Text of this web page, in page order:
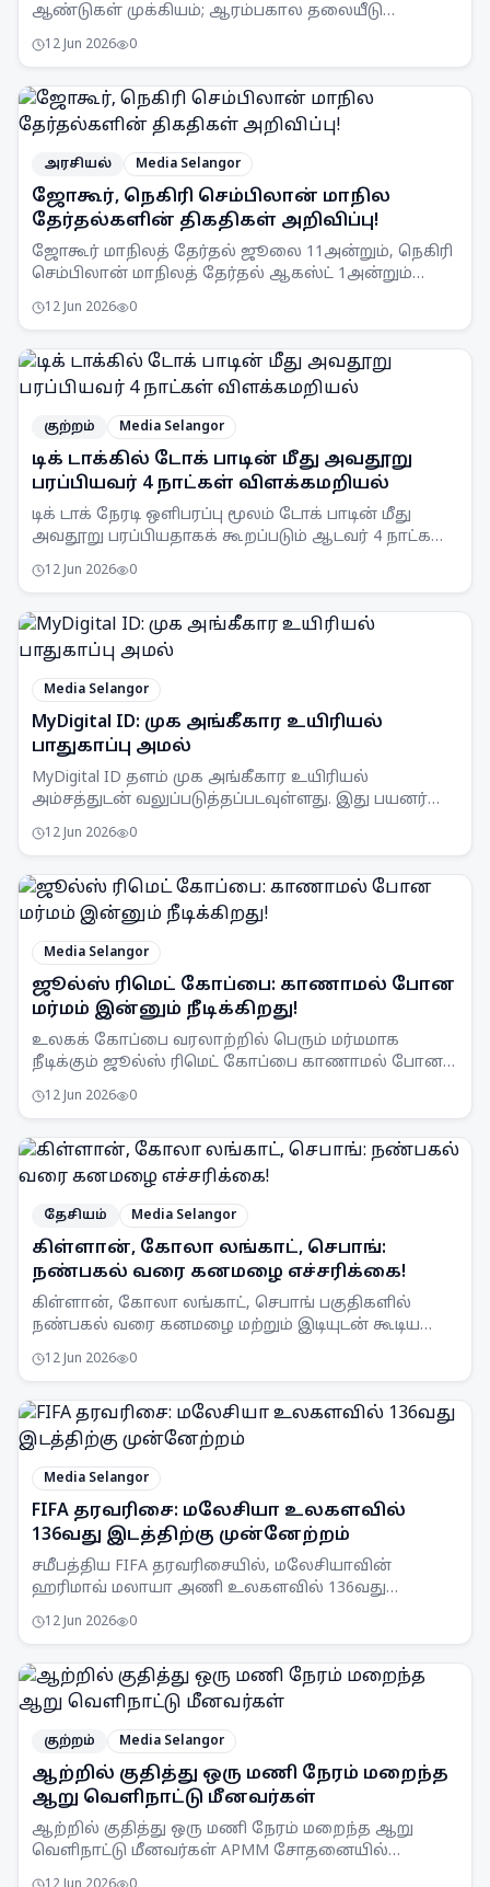
ஆண்டுகள் முக்கியம்; ஆரம்பகால தலையீடு
வலியுறுத்துகின்றனர்.
12 Jun 2026 0
அரசியல் Media Selangor
ஜோகூர், நெகிரி செம்பிலான் மாநில
தேர்தல்களின் திகதிகள் அறிவிப்பு!
ஜோகூர் மாநிலத் தேர்தல் ஜூலை 11அன்றும், நெகிரி
செம்பிலான் மாநிலத் தேர்தல் ஆகஸ்ட் 1அன்றும்
12 Jun 2026 0
குற்றம் Media Selangor
டிக் டாக்கில் டோக் பாடின் மீது அவதூறு
பரப்பியவர் 4 நாட்கள் விளக்கமறியல்
டிக் டாக் நேரடி ஒளிபரப்பு மூலம் டோக் பாடின் மீது
அவதூறு பரப்பியதாகக் கூறப்படும் ஆடவர் 4 நாட்கள்
12 Jun 2026 0
Media Selangor
MyDigital ID: முக அங்கீகார உயிரியல்
பாதுகாப்பு அமல்
MyDigital ID தளம் முக அங்கீகார உயிரியல்
அம்சத்துடன் வலுப்படுத்தப்படவுள்ளது. இது பயனர்
உறுதிப்படுத்தும்.
12 Jun 2026 0
Media Selangor
ஜூல்ஸ் ரிமெட் கோப்பை: காணாமல் போன
மர்மம் இன்னும் நீடிக்கிறது!
உலகக் கோப்பை வரலாற்றில் பெரும் மர்மமாக
நீடிக்கும் ஜூல்ஸ் ரிமெட் கோப்பை காணாமல் போன
எங்காவது உள்ளதா என்ற கேள்விக்கு இன்றுவரை
12 Jun 2026 0
தேசியம் Media Selangor
கிள்ளான், கோலா லங்காட், செபாங்:
நண்பகல் வரை கனமழை எச்சரிக்கை!
கிள்ளான், கோலா லங்காட், செபாங் பகுதிகளில்
நண்பகல் வரை கனமழை மற்றும் இடியுடன் கூடிய
எச்சரிக்கை விடுத்துள்ளது.
12 Jun 2026 0
Media Selangor
FIFA தரவரிசை: மலேசியா உலகளவில்
136வது இடத்திற்கு முன்னேற்றம்
சமீபத்திய FIFA தரவரிசையில், மலேசியாவின்
ஹரிமாவ் மலாயா அணி உலகளவில் 136வது
12 Jun 2026 0
குற்றம் Media Selangor
ஆற்றில் குதித்து ஒரு மணி நேரம் மறைந்த
ஆறு வெளிநாட்டு மீனவர்கள்
ஆற்றில் குதித்து ஒரு மணி நேரம் மறைந்த ஆறு
வெளிநாட்டு மீனவர்கள் APMM சோதனையில்